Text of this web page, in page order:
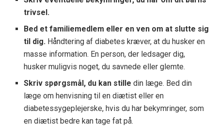
trivsel.
Bed et familiemedlem eller en ven om at slutte sig
til dig. Håndtering af diabetes kræver, at du husker en
masse information. En person, der ledsager dig,
husker muligvis noget, du savnede eller glemte.
Skriv spørgsmål, du kan stille din læge. Bed din
læge om henvisning til en diætist eller en
diabetessygeplejerske, hvis du har bekymringer, som
en diætist bedre kan tage fat på.